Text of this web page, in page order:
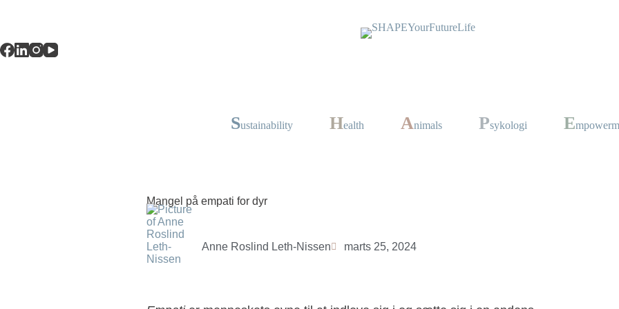
Sustainability Health Animals Psykologi E
Mangel på empati for dyr
Anne Roslind Leth-Nissen marts 25, 2024